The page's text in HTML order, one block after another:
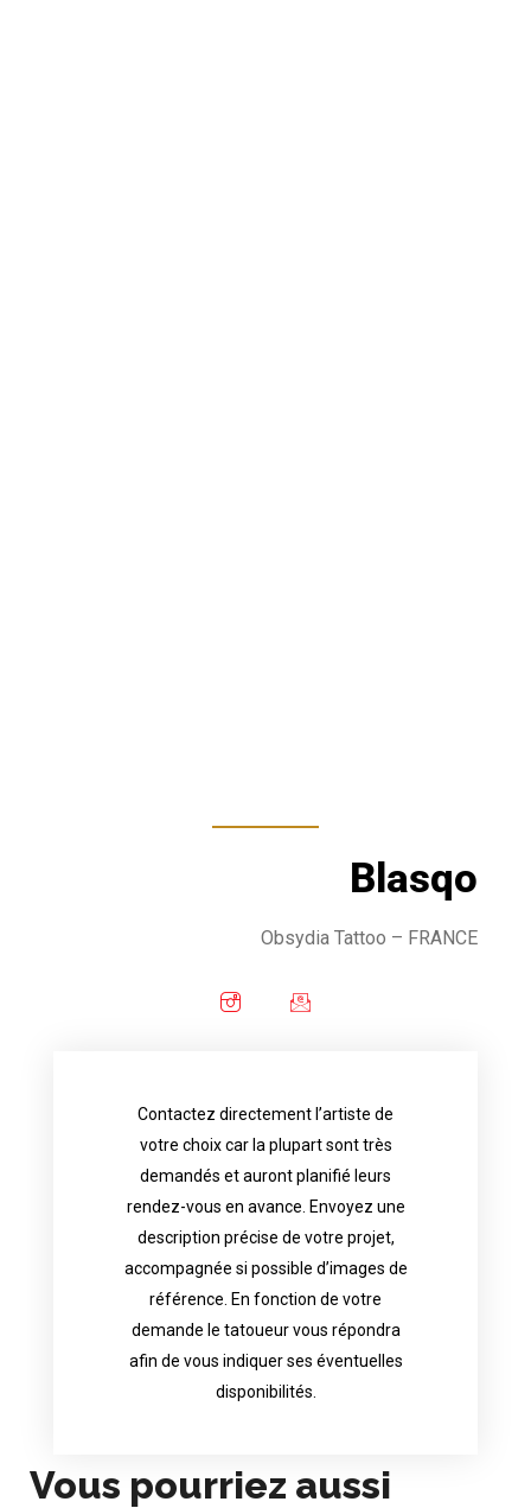
Blasqo
Obsydia Tattoo – FRANCE
Contactez directement l’artiste de
votre choix car la plupart sont très
demandés et auront planifié leurs
rendez-vous en avance. Envoyez une
description précise de votre projet,
accompagnée si possible d’images de
référence. En fonction de votre
demande le tatoueur vous répondra
afin de vous indiquer ses éventuelles
disponibilités.
Contact directly the artist of your
choice because most are in great
appointments in advance. Send an
accurate description of your project, if
possible attached with reference
images. Depending your request, the
tattoo artist will answer to tell you his
Vous pourriez aussi